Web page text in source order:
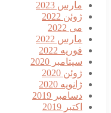
مارس 2023
ژوئن 2022
می 2022
مارس 2022
فوریه 2022
سپتامبر 2020
ژوئن 2020
ژانویه 2020
دسامبر 2019
اکتبر 2019